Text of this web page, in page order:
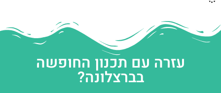
עזרה עם תכנון החופשה
בברצלונה?